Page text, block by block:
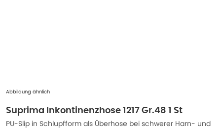
Abbildung ähnlich
Suprima Inkontinenzhose 1217 Gr.48 1 St
PU-Slip in Schlupfform als Überhose bei schwerer Harn- und